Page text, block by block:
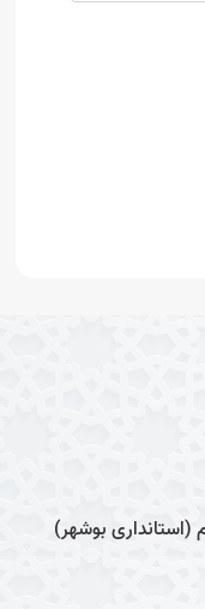
بوشهر)